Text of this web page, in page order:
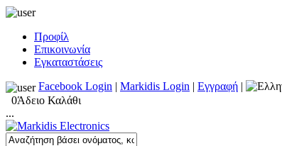
Προφίλ
Επικοινωνία
Εγκαταστάσεις
Facebook Login | Markidis Login | Εγγραφή |
0Άδειο Καλάθι
...